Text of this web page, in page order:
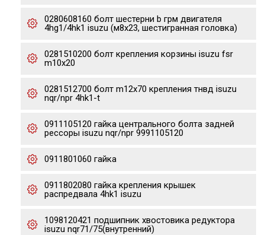
0280608160 болт шестерни b грм двигателя
4hg1/4hk1 isuzu (м8х23, шестигранная головка)
0281510200 болт крепления корзины isuzu fsr
m10x20
0281512700 болт m12x70 крепления тнвд isuzu
nqr/npr 4hk1-t
0911105120 гайка центрального болта задней
рессоры isuzu nqr/npr 9991105120
0911801060 гайка
0911802080 гайка крепления крышек
распредвала 4hk1 isuzu
1098120421 подшипник хвостовика редуктора
isuzu nqr71/75(внутренний)